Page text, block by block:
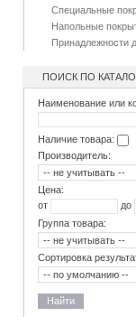
Специальные
Напольные
Принадлежности
ПОИСК ПО
Наименование или
Наличие товара:
Производитель:
Цена:
от
до
Группа товара:
Сортировка
Найти